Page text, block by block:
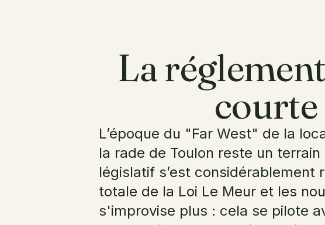
La
courte
L’époque du "Far West" de la
la rade de Toulon reste un
législatif s’est considérablement
totale de la Loi Le Meur et les
s'improvise plus : cela se pilote